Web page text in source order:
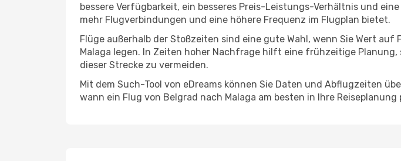
bessere Verfügbarkeit, ein besseres Preis-Leistungs-Verhältnis und
mehr Flugverbindungen und eine höhere Frequenz im Flugplan bietet.
Flüge außerhalb der Stoßzeiten sind eine gute Wahl, wenn Sie Wert
Malaga legen. In Zeiten hoher Nachfrage hilft eine frühzeitige
dieser Strecke zu vermeiden.
Mit dem Such-Tool von eDreams können Sie Daten und Abflugzeiten
wann ein Flug von Belgrad nach Malaga am besten in Ihre Reiseplanung